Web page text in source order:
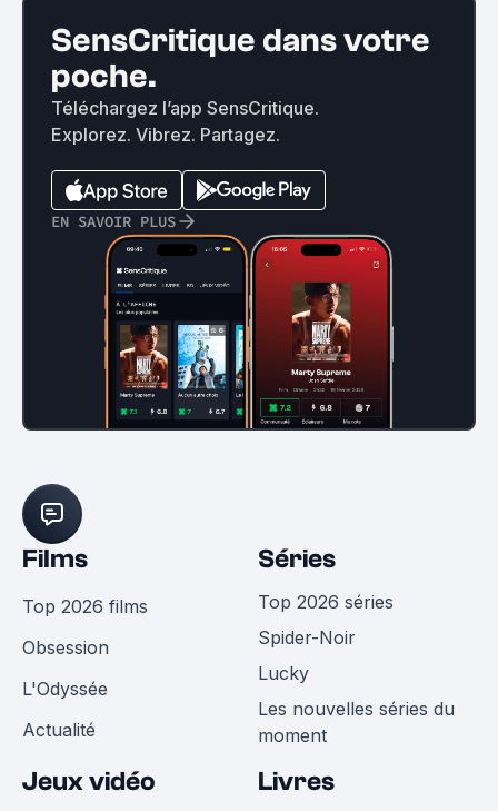
SensCritique dans votre
poche.
Téléchargez l’app SensCritique.
Explorez. Vibrez. Partagez.
EN SAVOIR PLUS
Films
Top 2026 films
Obsession
L'Odyssée
Actualité
Séries
Top 2026 séries
Spider-Noir
Lucky
Les nouvelles séries du
moment
Jeux vidéo Livres